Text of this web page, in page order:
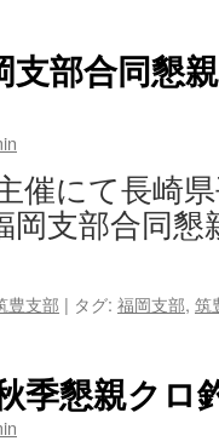
部合同懇
催にて長崎
岡支部合同
豊支部 | タグ: 福岡支部, 筑
季懇親クロ